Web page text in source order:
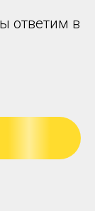
ответим в